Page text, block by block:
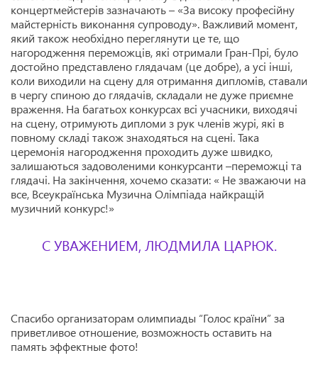
концертмейстерів зазначають – «За високу професійну
майстерність виконання супроводу». Важливий момент,
який також необхідно переглянути це те, що
нагородження переможців, які отримали Гран-Прі, було
достойно представлено глядачам (це добре), а усі інші,
коли виходили на сцену для отримання дипломів, ставали
в чергу спиною до глядачів, складали не дуже приємне
враження. На багатьох конкурсах всі учасники, виходячі
на сцену, отримують дипломи з рук членів журі, які в
повному складі також знаходяться на сцені. Така
церемонія нагородження проходить дуже швидко,
залишаються задоволеними конкурсанти –переможці та
глядачі. На закінчення, хочемо сказати: « Не зважаючи на
все, Всеукраїнська Музична Олімпіада найкращій
музичний конкурс!»
С УВАЖЕНИЕМ, ЛЮДМИЛА ЦАРЮК.
Спасибо организаторам олимпиады “Голос країни” за
приветливое отношение, возможность оставить на
память эффектные фото!